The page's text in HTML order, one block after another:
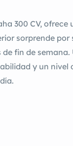
300 CV,
sorprende
fin de
y un